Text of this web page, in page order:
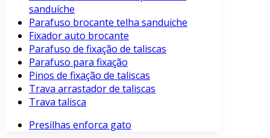
sanduíche
Parafuso brocante telha sanduiche
Fixador auto brocante
Parafuso de fixação de taliscas
Parafuso para fixação
Pinos de fixação de taliscas
Trava arrastador de taliscas
Trava talisca
Presilhas enforca gato